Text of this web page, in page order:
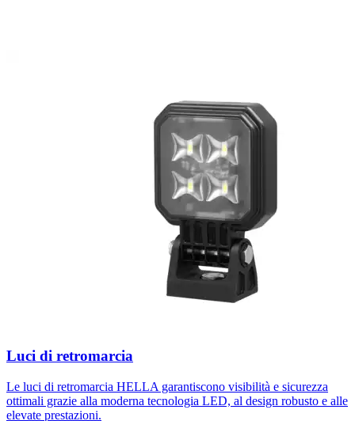
Luci di retromarcia
Le luci di retromarcia HELLA garantiscono visibilità e sicurezza
ottimali grazie alla moderna tecnologia LED, al design robusto e alle
elevate prestazioni.